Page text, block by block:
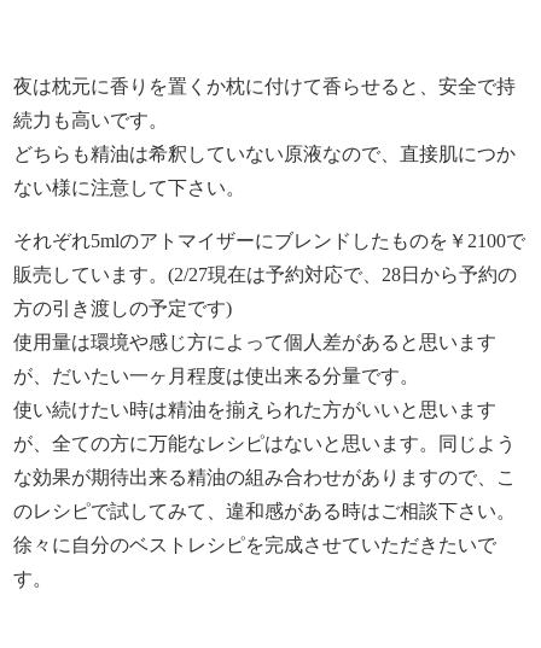
夜は枕元に香りを置くか枕に付けて香らせると、安全で持
続力も高いです。
どちらも精油は希釈していない原液なので、直接肌につか
ない様に注意して下さい。
それぞれ5mlのアトマイザーにブレンドしたものを￥2100で
販売しています。(2/27現在は予約対応で、28日から予約の
方の引き渡しの予定です)
使用量は環境や感じ方によって個人差があると思います
が、だいたい一ヶ月程度は使出来る分量です。
使い続けたい時は精油を揃えられた方がいいと思います
が、全ての方に万能なレシピはないと思います。同じよう
な効果が期待出来る精油の組み合わせがありますので、こ
のレシピで試してみて、違和感がある時はご相談下さい。
徐々に自分のベストレシピを完成させていただきたいで
す。